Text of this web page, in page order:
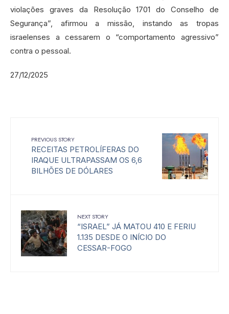
violações graves da Resolução 1701 do Conselho de
Segurança”, afirmou a missão, instando as tropas
israelenses a cessarem o “comportamento agressivo”
contra o pessoal.
27/12/2025
PREVIOUS STORY
RECEITAS PETROLÍFERAS DO
IRAQUE ULTRAPASSAM OS 6,6
BILHÕES DE DÓLARES
NEXT STORY
“ISRAEL” JÁ MATOU 410 E FERIU
1.135 DESDE O INÍCIO DO
CESSAR-FOGO